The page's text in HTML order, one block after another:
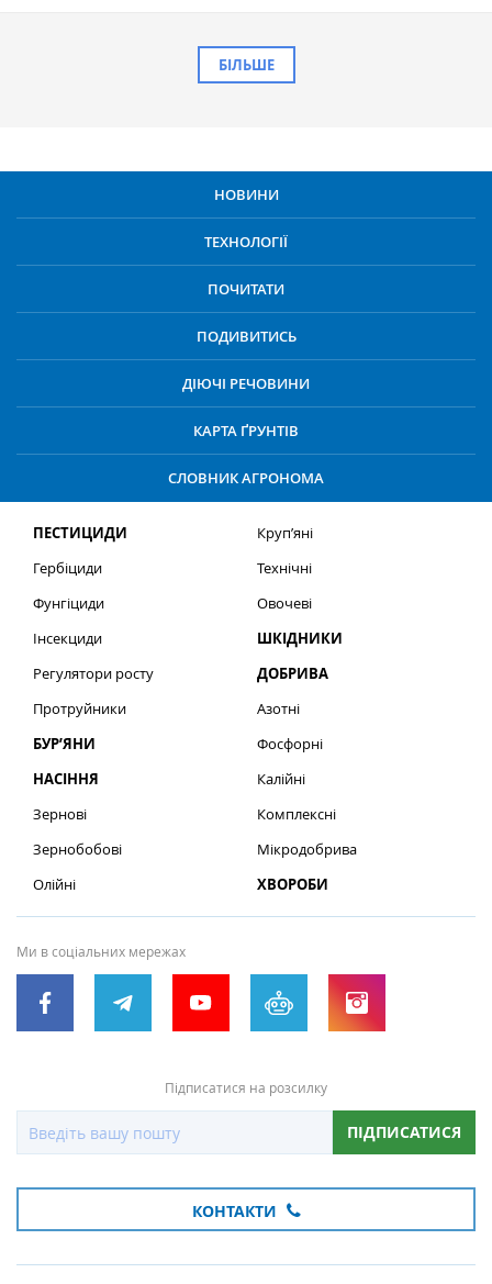
БІЛЬШЕ
НОВИНИ
ТЕХНОЛОГІЇ
ПОЧИТАТИ
ПОДИВИТИСЬ
ДІЮЧІ РЕЧОВИНИ
КАРТА ҐРУНТІВ
СЛОВНИК АГРОНОМА
ПЕСТИЦИДИ
Гербіциди
Фунгіциди
Інсекциди
Регулятори росту
Протруйники
БУР’ЯНИ
НАСІННЯ
Зернові
Зернобобові
Олійні
Круп’яні
Технічні
Овочеві
ШКІДНИКИ
ДОБРИВА
Азотні
Фосфорні
Калійні
Комплексні
Мікродобрива
ХВОРОБИ
Ми в соціальних мережах
Підписатися на розсилку
ПІДПИСАТИСЯ
КОНТАКТИ